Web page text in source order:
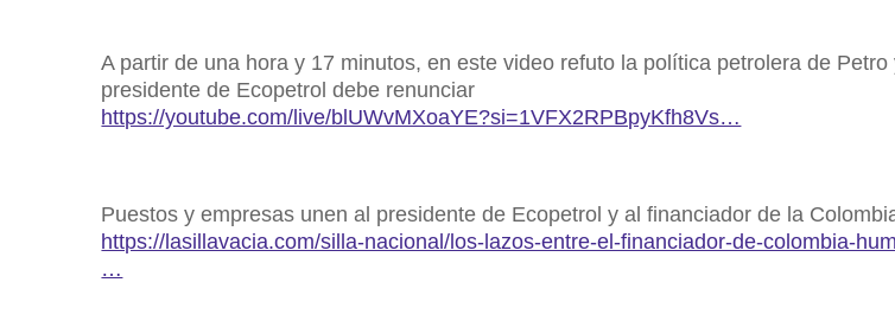
A partir de una hora y 17 minutos, en este video refuto la política petrolera de
presidente de Ecopetrol debe renunciar
https://youtube.com/live/blUWvMXoaYE?si=1VFX2RPBpyKfh8Vs…
Puestos y empresas unen al presidente de Ecopetrol y al financiador de la
https://lasillavacia.com/silla-nacional/los-lazos-entre-el-financiador-de-colombia-
…